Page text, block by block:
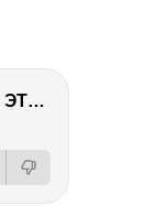
ТЫ УДИВИШЬСЯ СИЛЕ ЭТО ЧЕЛОВЕКА! Блог о нашей поездке в Вышний Волочек